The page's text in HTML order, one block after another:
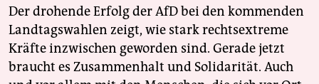
Der drohende Erfolg der AfD bei den kommenden
Landtagswahlen zeigt, wie stark rechtsextreme
Kräfte inzwischen geworden sind. Gerade jetzt
braucht es Zusammenhalt und Solidarität. Auch